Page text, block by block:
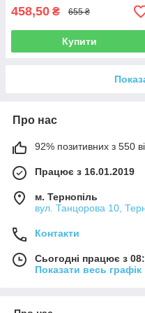
458,50 ₴ 655 ₴
Купити
Про нас
92% позитивних з 550
Працює з 16.01.2019
м. Тернопіль
вул. Танцорова 10,
Контакти
Сьогодні працює з
Показати весь